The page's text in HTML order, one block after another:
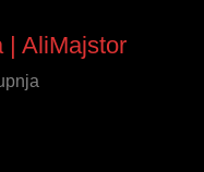
| AliMajstor